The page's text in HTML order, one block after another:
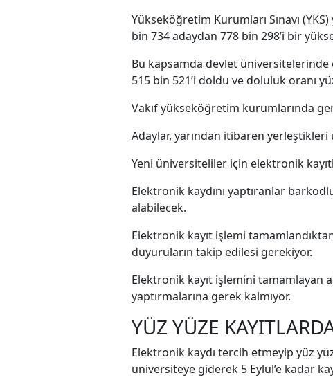
Yükseköğretim Kurumları Sınavı
bin 734 adaydan 778 bin 298’i bir
Bu kapsamda devlet
515 bin 521’i doldu ve doluluk oranı
Vakıf yükseköğretim kurumlarında
Adaylar, yarından itibaren
Yeni üniversiteliler için elektronik
Elektronik kaydını yaptıranlar
alabilecek.
Elektronik kayıt işlemi
duyuruların takip edilesi gerekiyor.
Elektronik kayıt işlemini tamamlayan
yaptırmalarına gerek kalmıyor.
YÜZ YÜZE
Elektronik kaydı tercih etmeyip yüz
üniversiteye giderek 5 Eylül’e kadar